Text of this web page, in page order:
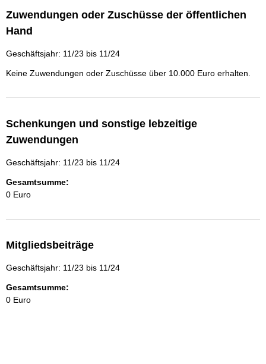
Zuwendungen oder Zuschüsse der öffentlichen
Hand
Geschäftsjahr: 11/23 bis 11/24
Keine Zuwendungen oder Zuschüsse über 10.000 Euro erhalten.
Schenkungen und sonstige lebzeitige
Zuwendungen
Geschäftsjahr: 11/23 bis 11/24
Gesamtsumme:
0 Euro
Mitgliedsbeiträge
Geschäftsjahr: 11/23 bis 11/24
Gesamtsumme:
0 Euro